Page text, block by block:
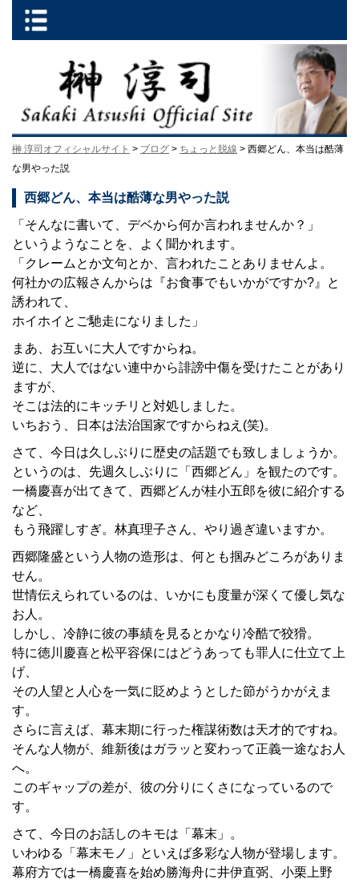
榊 淳司オフィシャルサイト > ブログ > ちょっと脱線 > 西郷どん、本当は酷薄
な男やった説
西郷どん、本当は酷薄な男やった説
「そんなに書いて、デベから何か言われませんか？」
というようなことを、よく聞かれます。
「クレームとか文句とか、言われたことありませんよ。
何社かの広報さんからは『お食事でもいかがですか?』と
誘われて、
ホイホイとご馳走になりました」
まあ、お互いに大人ですからね。
逆に、大人ではない連中から誹謗中傷を受けたことがあり
ますが、
そこは法的にキッチリと対処しました。
いちおう、日本は法治国家ですからねえ(笑)。
さて、今日は久しぶりに歴史の話題でも致しましょうか。
というのは、先週久しぶりに「西郷どん」を観たのです。
一橋慶喜が出てきて、西郷どんが桂小五郎を彼に紹介する
など、
もう飛躍しすぎ。林真理子さん、やり過ぎ違いますか。
西郷隆盛という人物の造形は、何とも掴みどころがありま
せん。
世情伝えられているのは、いかにも度量が深くて優し気な
お人。
しかし、冷静に彼の事績を見るとかなり冷酷で狡猾。
特に徳川慶喜と松平容保にはどうあっても罪人に仕立て上
げ、
その人望と人心を一気に貶めようとした節がうかがえま
す。
さらに言えば、幕末期に行った権謀術数は天才的ですね。
そんな人物が、維新後はガラッと変わって正義一途なお人
へ。
このギャップの差が、彼の分りにくさになっているので
す。
さて、今日のお話しのキモは「幕末」。
いわゆる「幕末モノ」といえば多彩な人物が登場します。
幕府方では一橋慶喜を始め勝海舟に井伊直弼、小栗上野